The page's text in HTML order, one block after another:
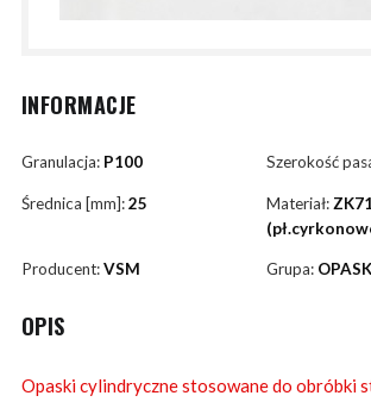
INFORMACJE
Granulacja: P100 Szerokość
Średnica [mm]:25 Materiał:
Producent:VSM Grupa:
OPIS
Opaski cylindryczne stosowane do obróbki